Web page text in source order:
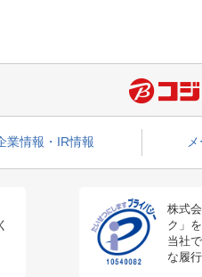
業情報・IR情報
株式
ク」
当社
な履